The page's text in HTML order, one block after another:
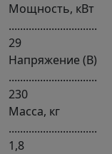
Мощность, кВт
...............................
29
Напряжение (В)
...............................
230
Масса, кг
...............................
1,8